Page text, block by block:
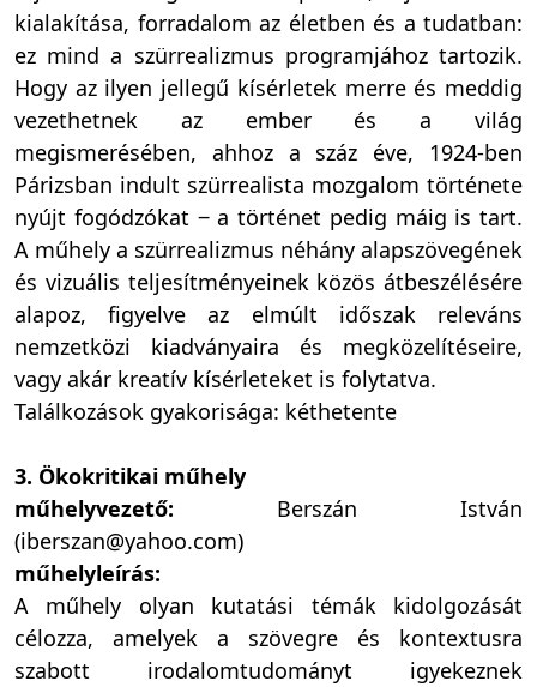
kialakítása, forradalom az életben és a tudatban:
ez mind a szürrealizmus programjához tartozik.
Hogy az ilyen jellegű kísérletek merre és meddig
vezethetnek az ember és a világ
megismerésében, ahhoz a száz éve, 1924-ben
Párizsban indult szürrealista mozgalom története
nyújt fogódzókat ‒ a történet pedig máig is tart.
A műhely a szürrealizmus néhány alapszövegének
és vizuális teljesítményeinek közös átbeszélésére
alapoz, figyelve az elmúlt időszak releváns
nemzetközi kiadványaira és megközelítéseire,
vagy akár kreatív kísérleteket is folytatva.
Találkozások gyakorisága: kéthetente
3. Ökokritikai műhely
műhelyvezető: Berszán István
(iberszan@yahoo.com)
műhelyleírás:
A műhely olyan kutatási témák kidolgozását
célozza, amelyek a szövegre és kontextusra
szabott irodalomtudományt igyekeznek